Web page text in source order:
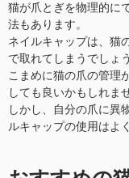
猫が爪とぎを物理的に
法もあります。
ネイルキャップは、猫
で取れてしまうでしょう
こまめに猫の爪の管理
しても良いかもしれま
しかし、自分の爪に異
ルキャップの使用はよ